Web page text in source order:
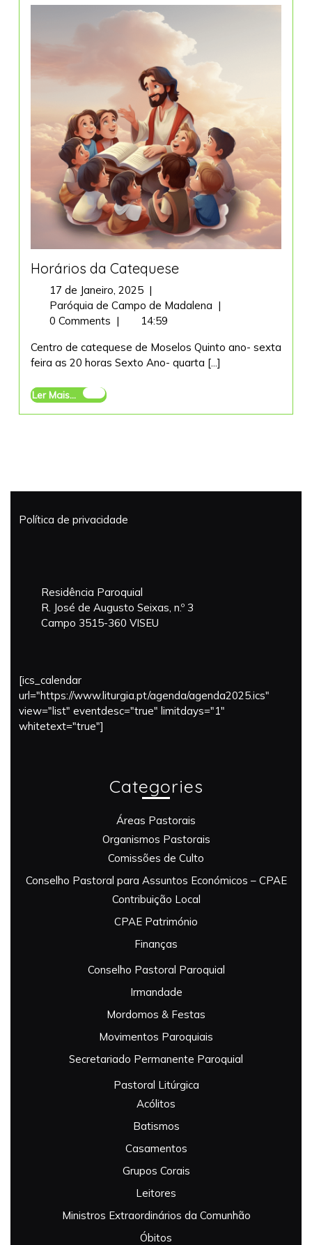
Horários da Catequese
17 de Janeiro, 2025 17
de
Janeiro,
|
Paróquia de Campo de Madalena Horários
|
0 Comments |
14:59
Centro de catequese de Moselos Quinto ano- sexta
feira as 20 horas Sexto Ano- quarta [...]
Ler Mais... Ler
Política de privacidade
Residência Paroquial
R. José de Augusto Seixas, n.º 3
Campo 3515-360 VISEU
[ics_calendar
url="https://www.liturgia.pt/agenda/agenda2025.ics"
view="list" eventdesc="true" limitdays="1"
whitetext="true"]
Categories
Áreas Pastorais
Organismos Pastorais
Comissões de Culto
Conselho Pastoral para Assuntos Económicos – CPAE
Contribuição Local
CPAE Património
Finanças
Conselho Pastoral Paroquial
Irmandade
Mordomos & Festas
Movimentos Paroquiais
Secretariado Permanente Paroquial
Pastoral Litúrgica
Acólitos
Batismos
Casamentos
Grupos Corais
Leitores
Ministros Extraordinários da Comunhão
Óbitos